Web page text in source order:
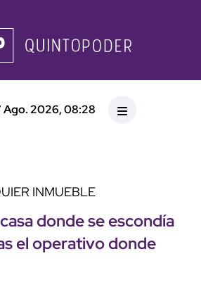
Ago. 2026, 08:28
INMUEBLE
donde se escondía
el operativo donde